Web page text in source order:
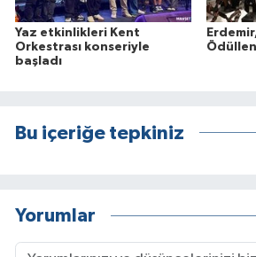
Yaz etkinlikleri Kent
Orkestrası konseriyle
başladı
Bu içeriğe tepkiniz
Yorumlar